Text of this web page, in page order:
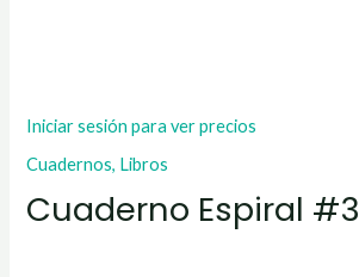
Iniciar sesión para ver precios
Cuadernos, Libros
Cuaderno Espiral #3